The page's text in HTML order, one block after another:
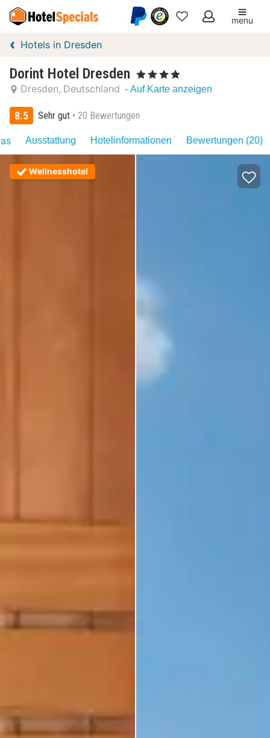
Meine
menu
Hotels in Dresden
Dorint Hotel Dresden , 4 Sterne
Dresden Deutschland - Auf Karte anzeigen
8.5 Sehr gut 20 Bewertungen
Ausstattung Hotelinformationen Bewertungen (20)
Wellnesshotel